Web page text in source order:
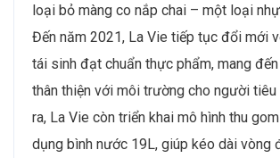
loại bỏ màng co nắp chai – một loại
Đến năm 2021, La Vie tiếp tục đổi mới
tái sinh đạt chuẩn thực phẩm, mang
thân thiện với môi trường cho người tiêu
ra, La Vie còn triển khai mô hình thu
dụng bình nước 19L, giúp kéo dài vòng